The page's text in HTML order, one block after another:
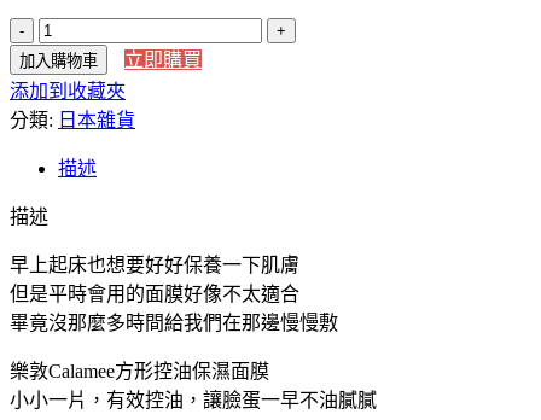
【日
本
代
購】
本
樂
Calamee
方
形
油
保
加入購物車
立即購買
添加到收藏夾
分類: 日本雜貨
描述
描述
早上起床也想要好好保養一下肌膚
但是平時會用的面膜好像不太適合
畢竟沒那麼多時間給我們在那邊慢慢敷
樂敦Calamee方形控油保濕面膜
小小一片，有效控油，讓臉蛋一早不油膩膩